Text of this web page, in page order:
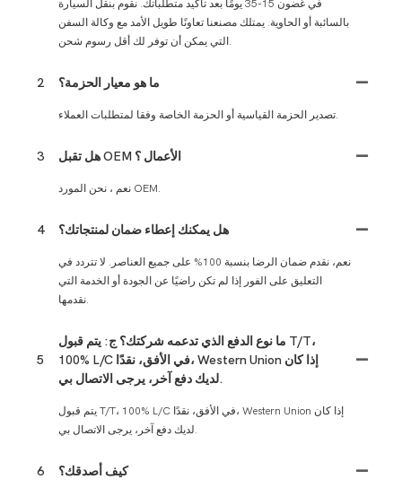
في غضون 15-35 يومًا بعد تأكيد متطلباتك. نقوم بنقل السيارة
بالسائبة أو الحاوية. يمتلك مصنعنا تعاونًا طويل الأمد مع وكالة السفن
التي يمكن أن توفر لك أقل رسوم شحن.
2 ما هو معيار الحزمة؟
تصدير الحزمة القياسية أو الحزمة الخاصة وفقا لمتطلبات العملاء.
3 هل تقبل OEM الأعمال ؟
نعم ، نحن المورد OEM.
4 هل يمكنك إعطاء ضمان لمنتجاتك؟
نعم، نقدم ضمان الرضا بنسبة 100% على جميع العناصر. لا تتردد في
التعليق على الفور إذا لم تكن راضيًا عن الجودة أو الخدمة التي
نقدمها.
5
ما نوع الدفع الذي تدعمه شركتك؟ ج: يتم قبول T/T،
100% L/C في الأفق، نقدًا، Western Union إذا كان
لديك دفع آخر، يرجى الاتصال بي.
يتم قبول T/T، 100% L/C في الأفق، نقدًا، Western Union إذا كان
لديك دفع آخر، يرجى الاتصال بي.
6 كيف أصدقك؟